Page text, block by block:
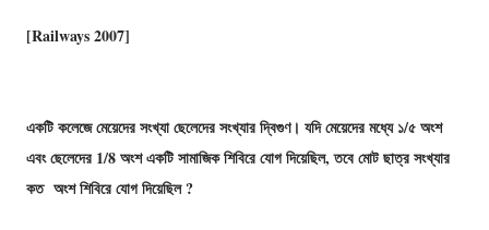
[Railways 2007]
একটি কলেজে মেয়েদের সংখ্যা ছেলেদের সংখ্যার দ্বিগুণ। যদি মেয়েদের মধ্যে ১/৫ অংশ
এবং ছেলেদের 1/8 অংশ একটি সামাজিক শিবিরে যোগ দিয়েছিল, তবে মোট ছাত্র সংখ্যার
কত অংশ শিবিরে যোগ দিয়েছিল ?